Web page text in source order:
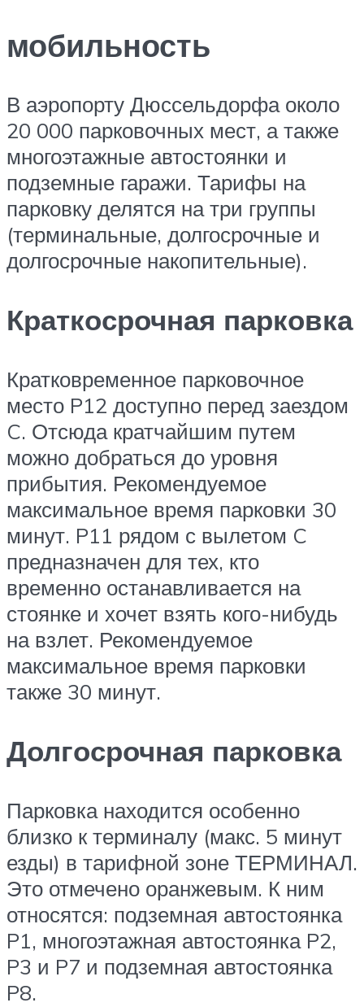
мобильность
В аэропорту Дюссельдорфа около
20 000 парковочных мест, а также
многоэтажные автостоянки и
подземные гаражи. Тарифы на
парковку делятся на три группы
(терминальные, долгосрочные и
долгосрочные накопительные).
Краткосрочная парковка
Кратковременное парковочное
место P12 доступно перед заездом
C. Отсюда кратчайшим путем
можно добраться до уровня
прибытия. Рекомендуемое
максимальное время парковки 30
минут. P11 рядом с вылетом C
предназначен для тех, кто
временно останавливается на
стоянке и хочет взять кого-нибудь
на взлет. Рекомендуемое
максимальное время парковки
также 30 минут.
Долгосрочная парковка
Парковка находится особенно
близко к терминалу (макс. 5 минут
езды) в тарифной зоне ТЕРМИНАЛ.
Это отмечено оранжевым. К ним
относятся: подземная автостоянка
P1, многоэтажная автостоянка P2,
P3 и P7 и подземная автостоянка
P8.